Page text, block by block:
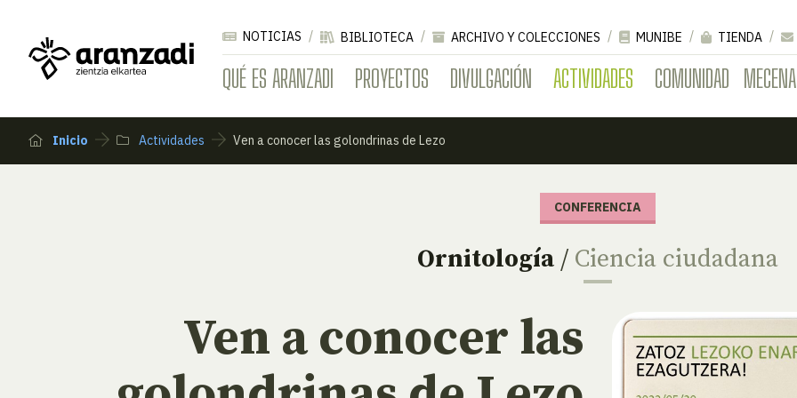
QUÉ ES ARANZADI PROYECTOS DIVULGACIÓN ACTIVIDADES COMUNIDAD
NOTICIAS BIBLIOTECA ARCHIVO Y COLECCIONES MUNIBE TIENDA
Inicio Actividades Ven a conocer las golondrinas de Lezo
CONFERENCIA
Ornitología / Ciencia ciudadana
Ven a conocer las